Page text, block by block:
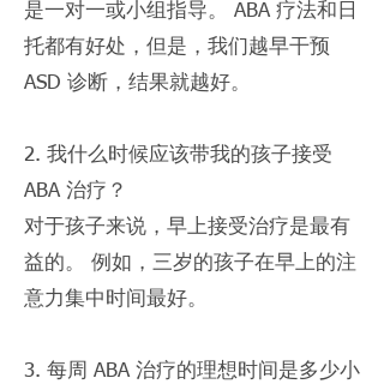
是一对一或小组指导。 ABA 疗法和日
托都有好处，但是，我们越早干预
ASD 诊断，结果就越好。
2. 我什么时候应该带我的孩子接受
ABA 治疗？
对于孩子来说，早上接受治疗是最有
益的。 例如，三岁的孩子在早上的注
意力集中时间最好。
3. 每周 ABA 治疗的理想时间是多少小